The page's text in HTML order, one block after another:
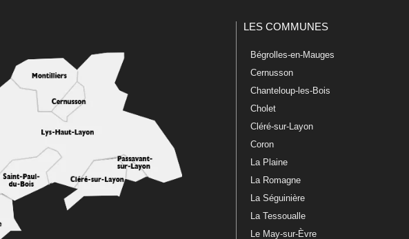
LES COMMUNES
Bégrolles-en-Mauges
Cernusson
Chanteloup-les-Bois
Cholet
Cléré-sur-Layon
Coron
La Plaine
La Romagne
La Séguinière
La Tessoualle
Le May-sur-Èvre